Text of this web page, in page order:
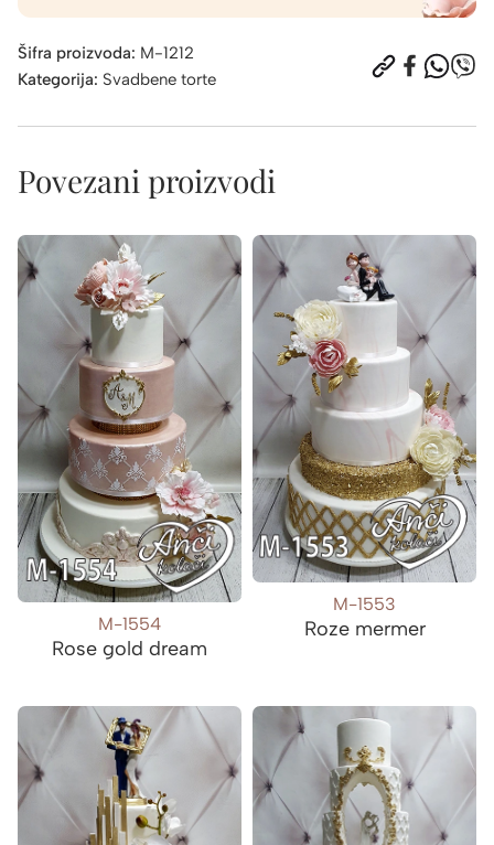
Šifra proizvoda: M-1212
Kategorija: Svadbene torte
Povezani proizvodi
M-1554
Rose gold dream
M-1553
Roze mermer